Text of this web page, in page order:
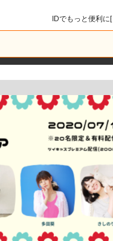
IDでもっと便利に[